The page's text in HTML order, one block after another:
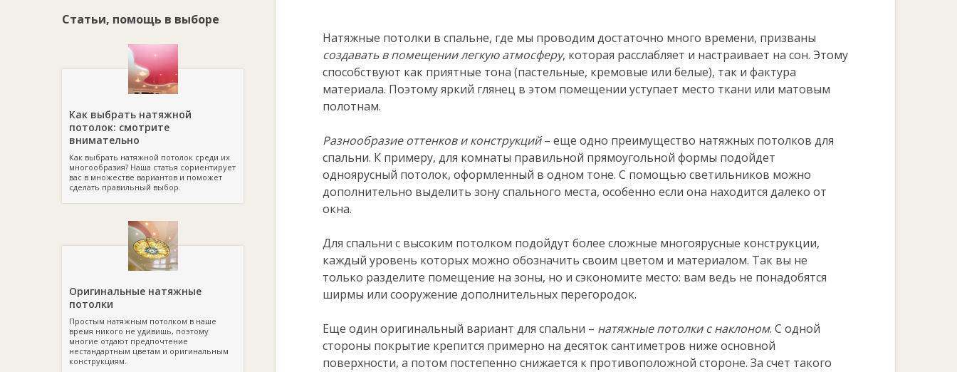
Статьи, помощь в выборе
Как выбрать натяжной
потолок: смотрите
внимательно
Как выбрать натяжной потолок среди их
многообразия? Наша статья сориентирует
вас в множестве вариантов и поможет
сделать правильный выбор.
Оригинальные натяжные
потолки
Простым натяжным потолком в наше
время никого не удивишь, поэтому
многие отдают предпочтение
нестандартным цветам и оригинальным
конструкциям.
Натяжные потолки в спальне, где мы проводим достаточно много времени, призваны
создавать в помещении легкую атмосферу, которая расслабляет и настраивает на сон. Этому
способствуют как приятные тона (пастельные, кремовые или белые), так и фактура
материала. Поэтому яркий глянец в этом помещении уступает место ткани или матовым
полотнам.
Разнообразие оттенков и конструкций– еще одно преимущество натяжных потолков для
спальни. К примеру, для комнаты правильной прямоугольной формы подойдет
одноярусный потолок, оформленный в одном тоне. С помощью светильников можно
дополнительно выделить зону спального места, особенно если она находится далеко от
окна.
Для спальни с высоким потолком подойдут более сложные многоярусные конструкции,
каждый уровень которых можно обозначить своим цветом и материалом. Так вы не
только разделите помещение на зоны, но и сэкономите место: вам ведь не понадобятся
ширмы или сооружение дополнительных перегородок.
Еще один оригинальный вариант для спальни – натяжные потолки с наклоном. С одной
стороны покрытие крепится примерно на десяток сантиметров ниже основной
поверхности, а потом постепенно снижается к противоположной стороне. За счет такого